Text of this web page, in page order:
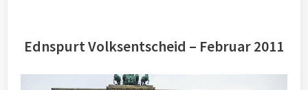
Ednspurt Volksentscheid – Februar 2011